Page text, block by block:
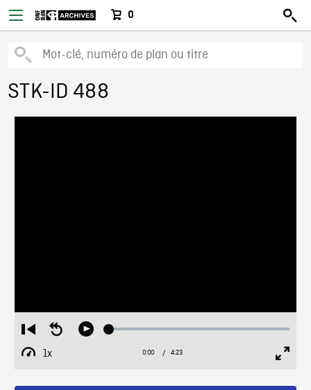
0
STK-ID 488
Restart
from
beginning
Seek
Play Loaded:
1x
Playback
Current
0:00 / Duration
4:23